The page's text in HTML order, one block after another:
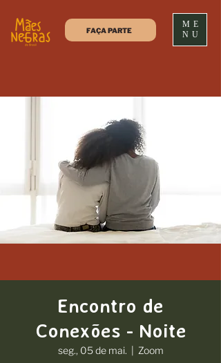
FAÇA PARTE
ME
NU
Encontro de
Conexões - Noite
seg., 05 de mai. Zoom